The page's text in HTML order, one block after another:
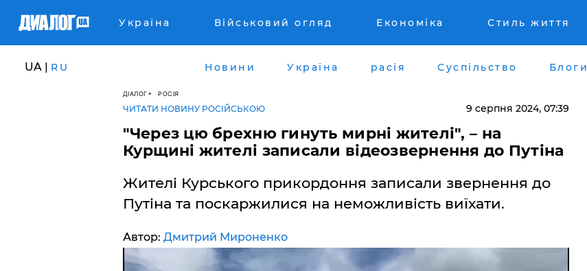
Україна Військовий огляд Економіка Стиль життя
UA | RU Новини Україна расія Суспільство Блоги
ДІАЛОГ РОСІЯ
ЧИТАТИ НОВИНУ РОСІЙСЬКОЮ 9 серпня 2024, 07:39
"Через цю брехню гинуть мирні жителі", – на
Курщині жителі записали відеозвернення до Путіна
Жителі Курського прикордоння записали звернення до
Путіна та поскаржилися на неможливість виїхати.
Автор: Дмитрий Мироненко